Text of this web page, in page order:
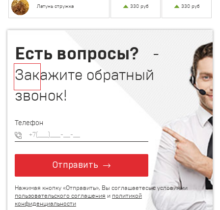
Латунь стружка 330 руб 330 руб
Есть вопросы?
-
Закажите обратный
звонок!
Телефон
Отправить
Нажимая кнопку «Отправить», Вы соглашаетесь с условиями
пользовательского соглашения и политикой
конфиденциальности